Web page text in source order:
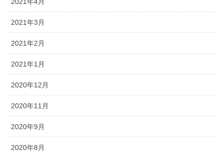
2021年3月
2021年2月
2021年1月
2020年12月
2020年11月
2020年9月
2020年8月